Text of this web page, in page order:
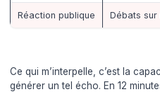
Réaction publique Débats
Ce qui m’interpelle, c’est la
générer un tel écho. En 12